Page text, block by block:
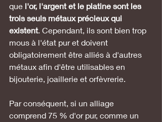
que l'or, l'argent et le platine sont les
trois seuls métaux précieux qui
existent. Cependant, ils sont bien trop
mous à l'état pur et doivent
obligatoirement être alliés à d'autres
métaux afin d'être utilisables en
bijouterie, joaillerie et orfèvrerie.
Par conséquent, si un alliage
comprend 75 % d'or pur, comme un